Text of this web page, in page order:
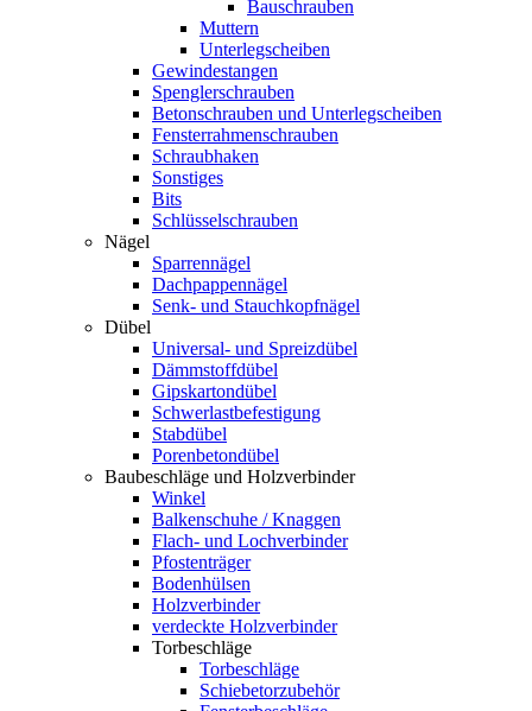
Bauschrauben
Muttern
Unterlegscheiben
Gewindestangen
Spenglerschrauben
Betonschrauben und Unterlegscheiben
Fensterrahmenschrauben
Schraubhaken
Sonstiges
Bits
Schlüsselschrauben
Nägel
Sparrennägel
Dachpappennägel
Senk- und Stauchkopfnägel
Dübel
Universal- und Spreizdübel
Dämmstoffdübel
Gipskartondübel
Schwerlastbefestigung
Stabdübel
Porenbetondübel
Baubeschläge und Holzverbinder
Winkel
Balkenschuhe / Knaggen
Flach- und Lochverbinder
Pfostenträger
Bodenhülsen
Holzverbinder
verdeckte Holzverbinder
Torbeschläge
Torbeschläge
Schiebetorzubehör